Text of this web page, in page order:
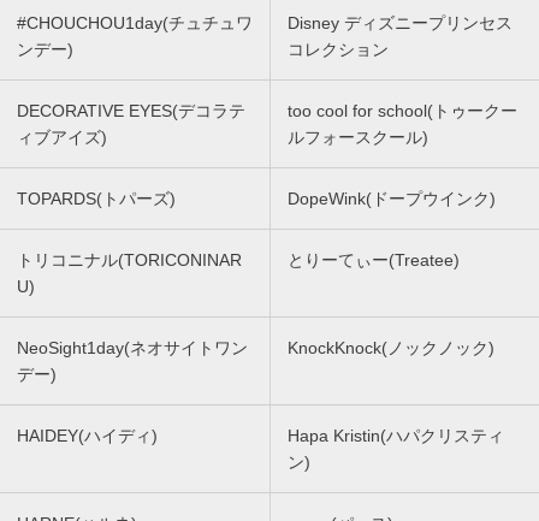
#CHOUCHOU1day(チュチュワ
ンデー)
Disney ディズニープリンセス
コレクション
DECORATIVE EYES(デコラテ
ィブアイズ)
too cool for school(トゥークー
ルフォースクール)
TOPARDS(トパーズ) DopeWink(ドープウインク)
トリコニナル(TORICONINAR
U)
とりーてぃー(Treatee)
NeoSight1day(ネオサイトワン
デー)
KnockKnock(ノックノック)
HAIDEY(ハイディ)
Hapa Kristin(ハパクリスティ
ン)